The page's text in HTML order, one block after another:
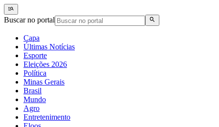
Buscar no portal
Capa
Últimas Notícias
Esporte
Eleições 2026
Política
Minas Gerais
Brasil
Mundo
Agro
Entretenimento